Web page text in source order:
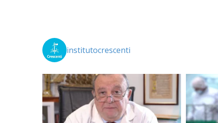
institutocrescenti